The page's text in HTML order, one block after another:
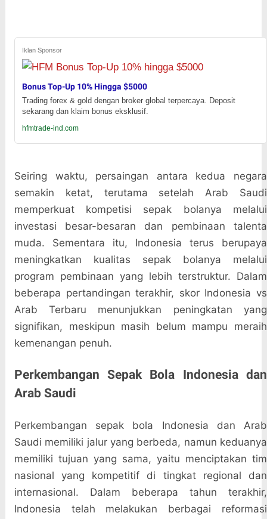
Iklan Sponsor
Bonus Top-Up 10% Hingga $5000
Trading forex & gold dengan broker global terpercaya. Deposit
sekarang dan klaim bonus eksklusif.
hfmtrade-ind.com
Seiring waktu, persaingan antara kedua negara
semakin ketat, terutama setelah Arab Saudi
memperkuat kompetisi sepak bolanya melalui
investasi besar-besaran dan pembinaan talenta
muda. Sementara itu, Indonesia terus berupaya
meningkatkan kualitas sepak bolanya melalui
program pembinaan yang lebih terstruktur. Dalam
beberapa pertandingan terakhir, skor Indonesia vs
Arab Terbaru menunjukkan peningkatan yang
signifikan, meskipun masih belum mampu meraih
kemenangan penuh.
Perkembangan Sepak Bola Indonesia dan
Arab Saudi
Perkembangan sepak bola Indonesia dan Arab
Saudi memiliki jalur yang berbeda, namun keduanya
memiliki tujuan yang sama, yaitu menciptakan tim
nasional yang kompetitif di tingkat regional dan
internasional. Dalam beberapa tahun terakhir,
Indonesia telah melakukan berbagai reformasi